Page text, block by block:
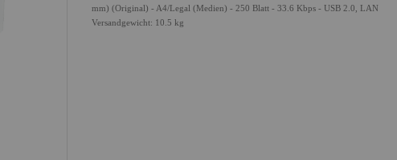
mm) (Original) - A4/Legal (Medien) - 250 Blatt - 33.6 Kbps - USB 2.0, LAN
Versandgewicht: 10.5 kg